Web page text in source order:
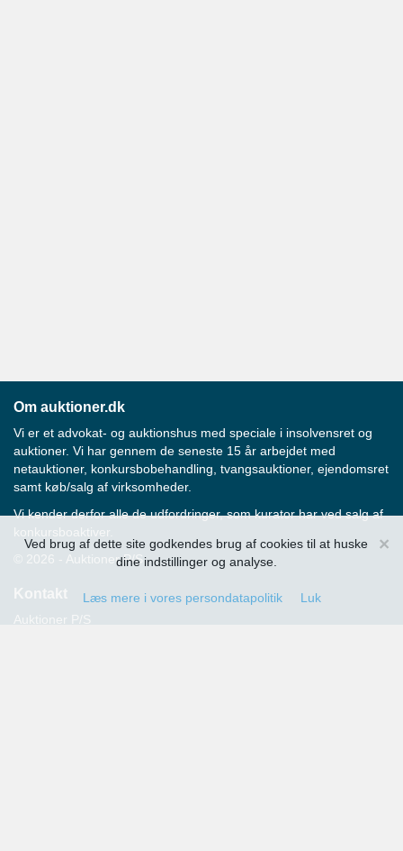
×
Ved brug af dette site godkendes brug af cookies til at huske
dine indstillinger og analyse.
Læs mere i vores persondatapolitik Luk
Om auktioner.dk
Vi er et advokat- og auktionshus med speciale i insolvensret og
auktioner. Vi har gennem de seneste 15 år arbejdet med
netauktioner, konkursbobehandling, tvangsauktioner, ejendomsret
samt køb/salg af virksomheder.
Vi kender derfor alle de udfordringer, som kurator har ved salg af
konkursboaktiver.
© 2026 - Auktioner P/S
Kontakt
Auktioner P/S